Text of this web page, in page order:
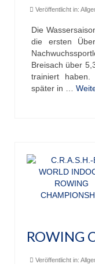
Veröffentlicht in:
Die
die ersten
Breisach über
trainiert
später in …
ROWING
Veröffentlicht in: